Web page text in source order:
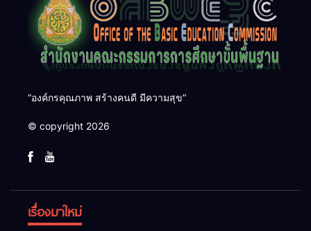
“องค์กรคุณภาพ สร้างคนดี มีความสุข”
© copyright 2026
เรื่องมาใหม่